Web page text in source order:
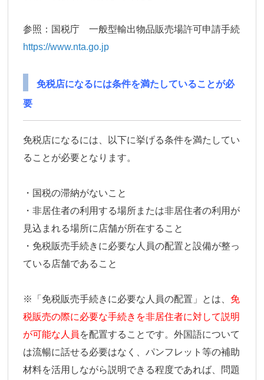
参照：国税庁 一般型輸出物品販売場許可申請手続
https://www.nta.go.jp
免税店になるには条件を満たしていることが必
要
免税店になるには、以下に挙げる条件を満たしてい
ることが必要となります。
・国税の滞納がないこと
・非居住者の利用する場所または非居住者の利用が
見込まれる場所に店舗が所在すること
・免税販売手続きに必要な人員の配置と設備が整っ
ている店舗であること
※「免税販売手続きに必要な人員の配置」とは、 免
税販売の際に必要な手続きを非居住者に対して説明
が可能な人員 を配置することです。外国語について
は流暢に話せる必要はなく、パンフレット等の補助
材料を活用しながら説明できる程度であれば、問題